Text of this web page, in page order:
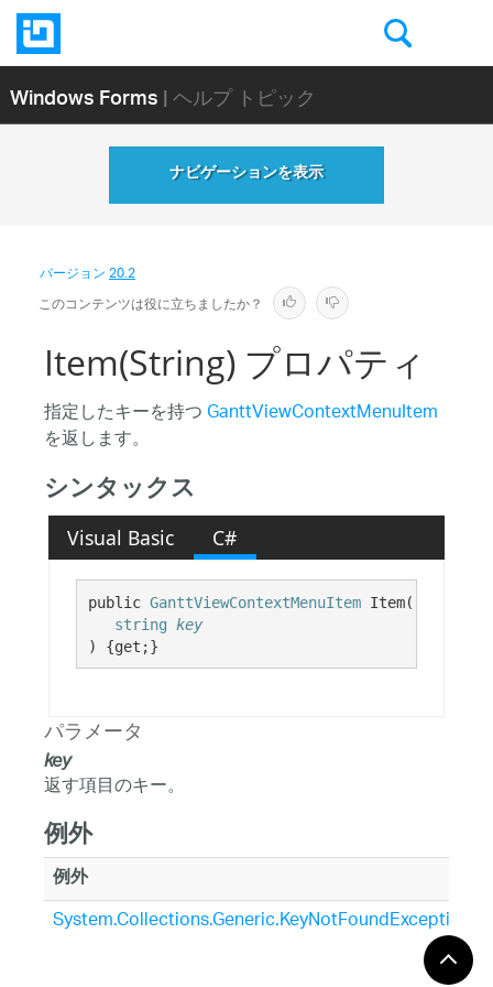
Windows Forms| ヘルプ トピック
ナビゲーションを表示
バージョン20.2
このコンテンツは役に立ちましたか？
Item(String) プロパティ
指定したキーを持つGanttViewContextMenuItem
を返します。
シンタックス
Visual Basic C#
public GanttViewContextMenuItem Item(
string
key
) {get;}
パラメータ
key
返す項目のキー。
例外
例外
System.Collections.Generic.KeyNotFoundException